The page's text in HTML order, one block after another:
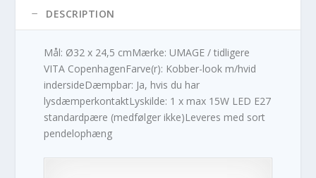
DESCRIPTION
Mål: Ø32 x 24,5 cmMærke: UMAGE / tidligere
VITA CopenhagenFarve(r): Kobber-look m/hvid
indersideDæmpbar: Ja, hvis du har
lysdæmperkontaktLyskilde: 1 x max 15W LED E27
standardpære (medfølger ikke)Leveres med sort
pendelophæng